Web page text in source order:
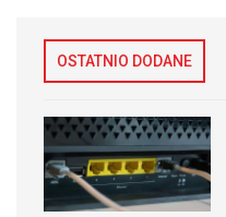
OSTATNIO DODANE